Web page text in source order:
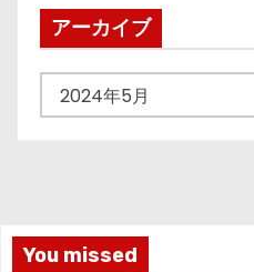
ー
ジ
アーカイブ
ー
You missed